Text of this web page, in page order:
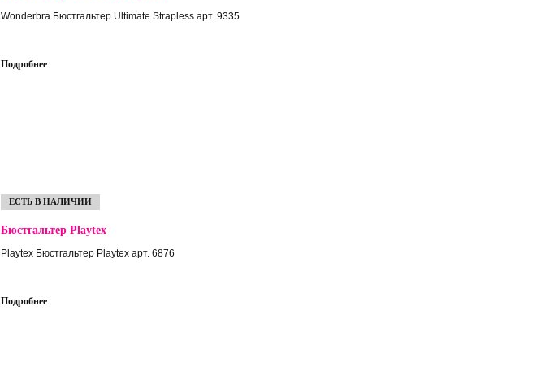
Wonderbra Бюстгальтер Ultimate Strapless арт. 9335
Подробнее
ЕСТЬ В НАЛИЧИИ
Бюстгальтер Playtex
Playtex Бюстгальтер Playtex арт. 6876
Подробнее